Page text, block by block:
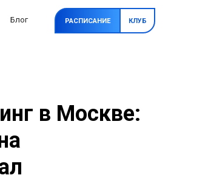
Блог РАСПИСАНИЕ КЛУБ
в Москве: